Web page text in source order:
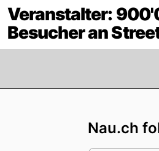
Veranstalter:
Besucher an
Nau.ch